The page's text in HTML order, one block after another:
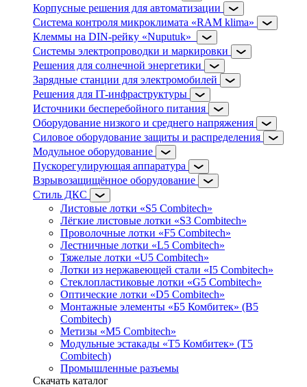
Корпусные решения для автоматизации
Система контроля микроклимата «RAM klima»
Клеммы на DIN-рейку «Nuputuk»
Системы электропроводки и маркировки
Решения для солнечной энергетики
Зарядные станции для электромобилей
Решения для IT-инфраструктуры
Источники бесперебойного питания
Оборудование низкого и среднего напряжения
Силовое оборудование защиты и распределения
Модульное оборудование
Пускорегулирующая аппаратура
Взрывозащищённое оборудование
Стиль ДКС
Листовые лотки «S5 Combitech»
Лёгкие листовые лотки «S3 Combitech»
Проволочные лотки «F5 Combitech»
Лестничные лотки «L5 Combitech»
Тяжелые лотки «U5 Combitech»
Лотки из нержавеющей стали «I5 Combitech»
Стеклопластиковые лотки «G5 Combitech»
Оптические лотки «D5 Combitech»
Монтажные элементы «Б5 Комбитек» (B5
Combitech)
Метизы «M5 Combitech»
Модульные эстакады «Т5 Комбитек» (T5
Combitech)
Промышленные разъемы
Скачать каталог